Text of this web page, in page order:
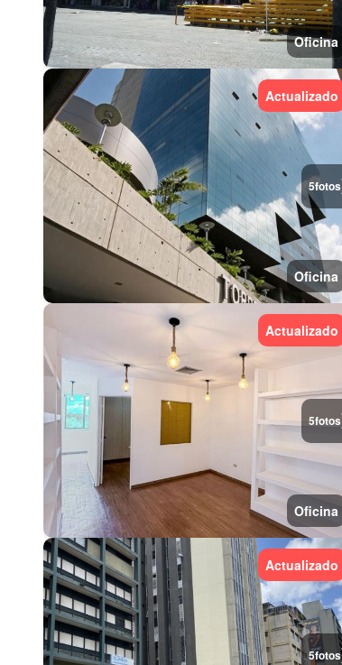
Oficina
5fotos
Actualizado
Oficina
5fotos
Actualizado
Oficina
5fotos
Actualizado